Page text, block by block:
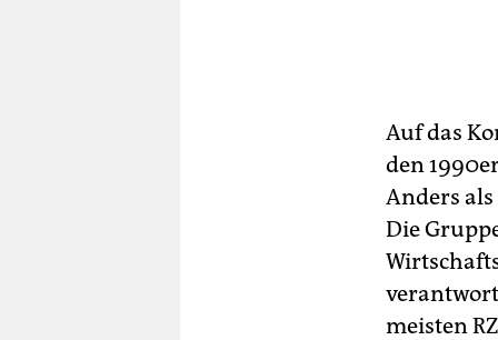
Auf das
den
Anders als
Die
meisten